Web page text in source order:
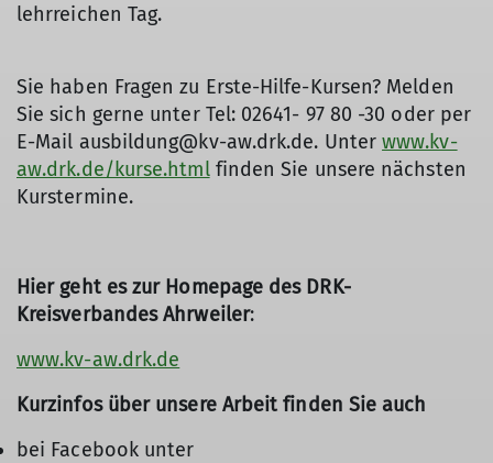
lehrreichen Tag.
Sie haben Fragen zu Erste-Hilfe-Kursen? Melden
Sie sich gerne unter Tel: 02641- 97 80 -30 oder per
E-Mail ausbildung@kv-aw.drk.de. Unterwww.kv-
aw.drk.de/kurse.htmlfinden Sie unsere nächsten
Kurstermine.
Hier geht es zur Homepage des DRK-
Kreisverbandes Ahrweiler:
www.kv-aw.drk.de
Kurzinfos über unsere Arbeit finden Sie auch
bei Facebook unter